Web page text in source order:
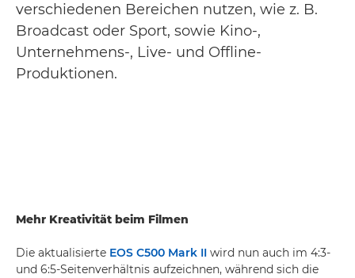
verschiedenen Bereichen nutzen, wie z. B.
Broadcast oder Sport, sowie Kino-,
Unternehmens-, Live- und Offline-
Produktionen.
Mehr Kreativität beim Filmen
Die aktualisierte EOS C500 Mark II wird nun auch im 4:3-
und 6:5-Seitenverhältnis aufzeichnen, während sich die